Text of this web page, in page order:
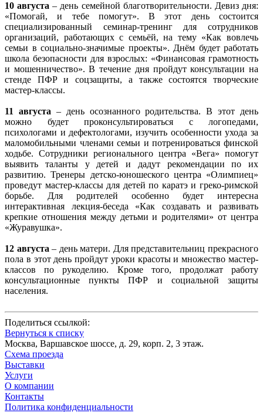
10 августа – день семейной благотворительности. Девиз дня:
«Помогай, и тебе помогут». В этот день состоится
специализированный семинар-тренинг для сотрудников
организаций, работающих с семьёй, на тему «Как вовлечь
семьи в социально-значимые проекты». Днём будет работать
школа безопасности для взрослых: «Финансовая грамотность
и мошенничество». В течение дня пройдут консультации на
стенде ПФР и соцзащиты, а также состоятся творческие
мастер-классы.
11 августа – день осознанного родительства. В этот день
можно будет проконсультироваться с логопедами,
психологами и дефектологами, изучить особенности ухода за
маломобильными членами семьи и потренироваться финской
ходьбе. Сотрудники регионального центра «Вега» помогут
выявить таланты у детей и дадут рекомендации по их
развитию. Тренеры детско-юношеского центра «Олимпиец»
проведут мастер-классы для детей по каратэ и греко-римской
борьбе. Для родителей особенно будет интересна
интерактивная лекция-беседа «Как создавать и развивать
крепкие отношения между детьми и родителями» от центра
«Журавушка».
12 августа – день матери. Для представительниц прекрасного
пола в этот день пройдут уроки красоты и множество мастер-
классов по рукоделию. Кроме того, продолжат работу
консультационные пункты ПФР и социальной защиты
населения.
Поделиться ссылкой:
Вернуться к списку
Москва, Варшавское шоссе, д. 29, корп. 2, 3 этаж.
Схема проезда
Выставки
Услуги
О компании
Контакты
Политика конфиденциальности